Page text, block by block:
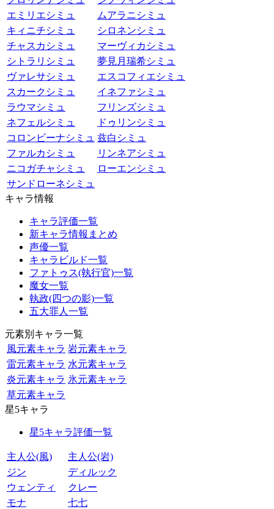
エミリエシミュ
ムアラニシミュ
キィニチシミュ
シロネンシミュ
チャスカシミュ
マーヴィカシミュ
シトラリシミュ
夢見月瑞希シミュ
ヴァレサシミュ
エスコフィエシミュ
スカークシミュ
イネファシミュ
ラウマシミュ
フリンズシミュ
ネフェルシミュ
ドゥリンシミュ
コロンビーナシミュ 兹白シミュ
ファルカシミュ
リンネアシミュ
ニコガチャシミュ
ローエンシミュ
サンドローネシミュ
キャラ情報
キャラ評価一覧
新キャラ情報まとめ
声優一覧
キャラビルド一覧
ファトゥス(執行官)一覧
魔女一覧
執政(四つの影)一覧
五大罪人一覧
元素別キャラ一覧
風元素キャラ 岩元素キャラ
雷元素キャラ 水元素キャラ
炎元素キャラ 氷元素キャラ
草元素キャラ
星5キャラ
星5キャラ評価一覧
主人公(風)
主人公(岩)
ジン
ディルック
ウェンティ
クレー
モナ
七七